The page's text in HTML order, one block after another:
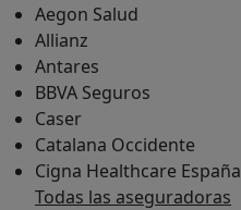
Aegon Salud
Allianz
Antares
BBVA Seguros
Caser
Catalana Occidente
Cigna Healthcare España
Todas las aseguradoras